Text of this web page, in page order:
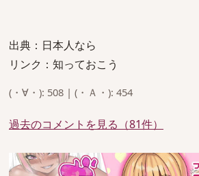
出典：日本人なら
リンク：知っておこう
(・∀・): 508 | (・Ａ・): 454
過去のコメントを見る（81件）